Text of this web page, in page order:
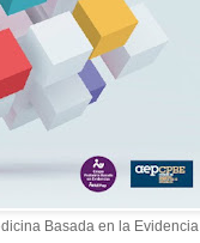
Basada en la Evidencia